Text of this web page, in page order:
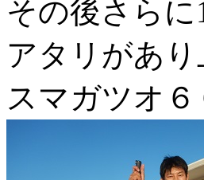
その後さら
アタリがあ
スマガツオ